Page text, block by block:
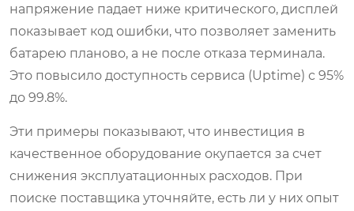
напряжение падает ниже критического, дисплей
показывает код ошибки, что позволяет заменить
батарею планово, а не после отказа терминала.
Это повысило доступность сервиса (Uptime) с 95%
до 99.8%.
Эти примеры показывают, что инвестиция в
качественное оборудование окупается за счет
снижения эксплуатационных расходов. При
поиске поставщика уточняйте, есть ли у них опыт